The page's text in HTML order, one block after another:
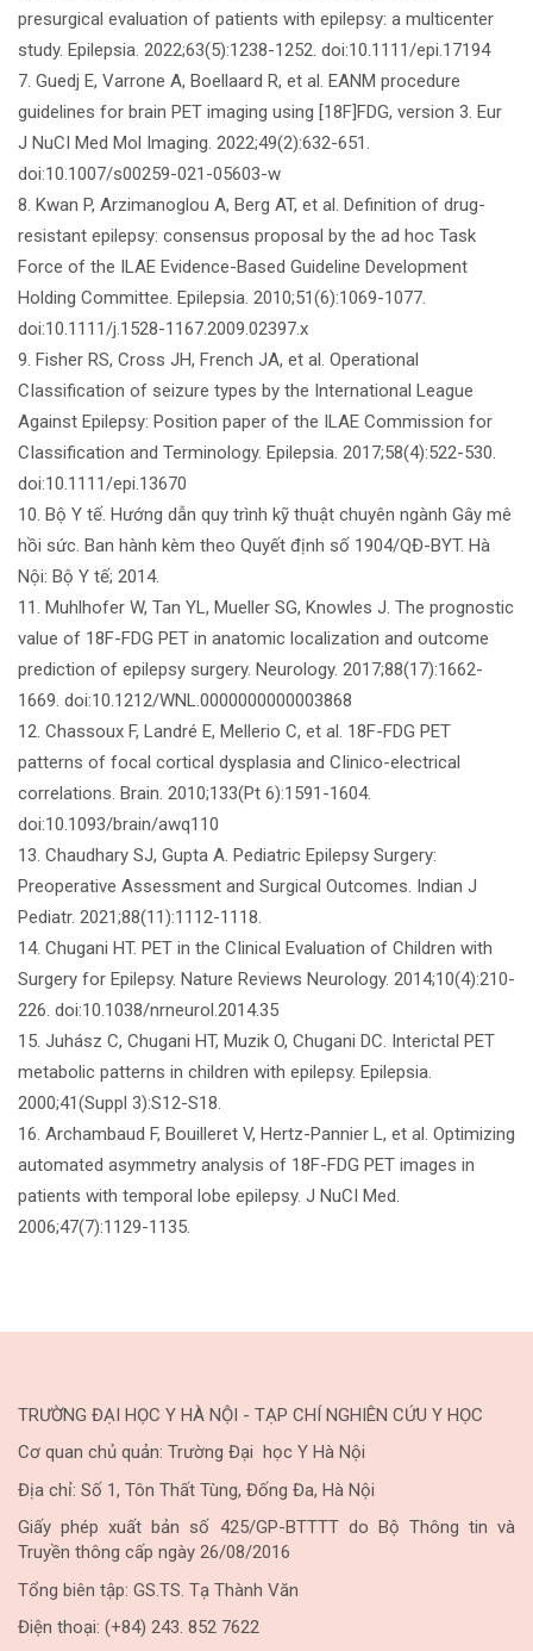
presurgical evaluation of patients with epilepsy: a multicenter
study. Epilepsia. 2022;63(5):1238-1252. doi:10.1111/epi.17194
7. Guedj E, Varrone A, Boellaard R, et al. EANM procedure
guidelines for brain PET imaging using [18F]FDG, version 3. Eur
J NuCI Med Mol Imaging. 2022;49(2):632-651.
doi:10.1007/s00259-021-05603-w
8. Kwan P, Arzimanoglou A, Berg AT, et al. Definition of drug-
resistant epilepsy: consensus proposal by the ad hoc Task
Force of the ILAE Evidence-Based Guideline Development
Holding Committee. Epilepsia. 2010;51(6):1069-1077.
doi:10.1111/j.1528-1167.2009.02397.x
9. Fisher RS, Cross JH, French JA, et al. Operational
CIassification of seizure types by the International League
Against Epilepsy: Position paper of the ILAE Commission for
CIassification and Terminology. Epilepsia. 2017;58(4):522-530.
doi:10.1111/epi.13670
10. Bộ Y tế. Hướng dẫn quy trình kỹ thuật chuyên ngành Gây mê
hồi sức. Ban hành kèm theo Quyết định số 1904/QĐ-BYT. Hà
Nội: Bộ Y tế; 2014.
11. Muhlhofer W, Tan YL, Mueller SG, Knowles J. The prognostic
value of 18F-FDG PET in anatomic localization and outcome
prediction of epilepsy surgery. Neurology. 2017;88(17):1662-
1669. doi:10.1212/WNL.0000000000003868
12. Chassoux F, Landré E, Mellerio C, et al. 18F-FDG PET
patterns of focal cortical dysplasia and CIinico-electrical
correlations. Brain. 2010;133(Pt 6):1591-1604.
doi:10.1093/brain/awq110
13. Chaudhary SJ, Gupta A. Pediatric Epilepsy Surgery:
Preoperative Assessment and Surgical Outcomes. Indian J
Pediatr. 2021;88(11):1112-1118.
14. Chugani HT. PET in the CIinical Evaluation of Children with
Surgery for Epilepsy. Nature Reviews Neurology. 2014;10(4):210-
226. doi:10.1038/nrneurol.2014.35
15. Juhász C, Chugani HT, Muzik O, Chugani DC. Interictal PET
metabolic patterns in children with epilepsy. Epilepsia.
2000;41(Suppl 3):S12-S18.
16. Archambaud F, Bouilleret V, Hertz-Pannier L, et al. Optimizing
automated asymmetry analysis of 18F-FDG PET images in
patients with temporal lobe epilepsy. J NuCI Med.
2006;47(7):1129-1135.
TRƯỜNG ĐẠI HỌC Y HÀ NỘI - TẠP CHÍ NGHIÊN CỨU Y HỌC
Cơ quan chủ quản: Trường Đại học Y Hà Nội
Địa chỉ: Số 1, Tôn Thất Tùng, Đống Đa, Hà Nội
Giấy phép xuất bản số 425/GP-BTTTT do Bộ Thông tin và
Truyền thông cấp ngày 26/08/2016
Tổng biên tập: GS.TS. Tạ Thành Văn
Điện thoại: (+84) 243. 852 7622